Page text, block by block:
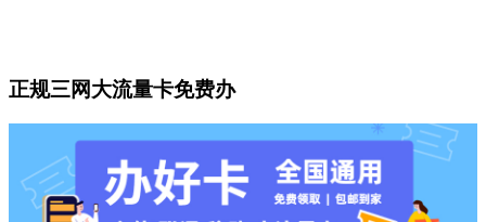
正规三网大流量卡免费办